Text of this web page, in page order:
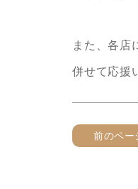
また、各店
併せて応援
前のペー